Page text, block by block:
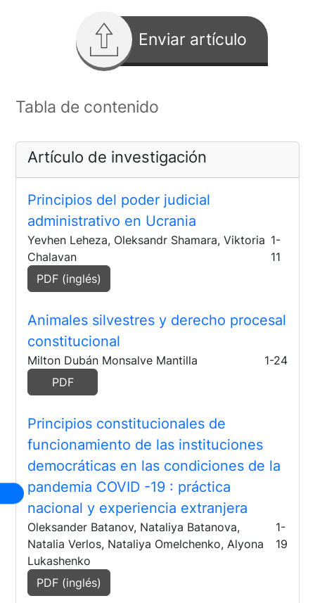
Enviar artículo
Tabla de contenido
Artículo de investigación
Principios del poder judicial
administrativo en Ucrania
Yevhen Leheza, Oleksandr Shamara, Viktoria
Chalavan
1-
11
PDF (inglés)
Animales silvestres y derecho procesal
constitucional
Milton Dubán Monsalve Mantilla
1-24
PDF
Principios constitucionales de
funcionamiento de las instituciones
democráticas en las condiciones de la
pandemia COVID -19 : práctica
nacional y experiencia extranjera
Oleksander Batanov, Nataliya Batanova,
Natalia Verlos, Nataliya Omelchenko, Alyona
Lukashenko
1-
19
PDF (inglés)